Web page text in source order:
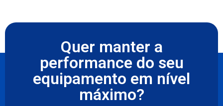
Quer manter a
performance do seu
equipamento em nível
máximo?